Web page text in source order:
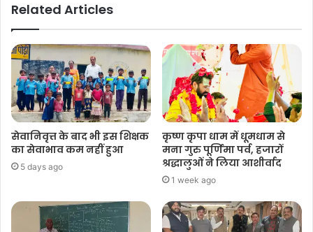
Related Articles
सेवानिवृत्त के बाद भी इस शिक्षक
का सेवाभाव कम नहीं हुआ
5 days ago
कृष्ण कृपा धाम में धूमधाम से
मना गुरु पूर्णिमा पर्व, हजारों
श्रद्धालुओं ने लिया आशीर्वाद
1 week ago